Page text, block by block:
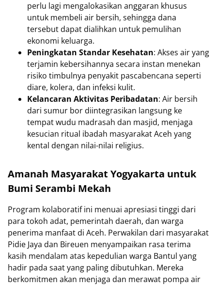
perlu lagi mengalokasikan anggaran khusus
untuk membeli air bersih, sehingga dana
tersebut dapat dialihkan untuk pemulihan
ekonomi keluarga.
Peningkatan Standar Kesehatan: Akses air yang
terjamin kebersihannya secara instan menekan
risiko timbulnya penyakit pascabencana seperti
diare, kolera, dan infeksi kulit.
Kelancaran Aktivitas Peribadatan: Air bersih
dari sumur bor diintegrasikan langsung ke
tempat wudu madrasah dan masjid, menjaga
kesucian ritual ibadah masyarakat Aceh yang
kental dengan nilai-nilai religius.
Amanah Masyarakat Yogyakarta untuk
Bumi Serambi Mekah
Program kolaboratif ini menuai apresiasi tinggi dari
para tokoh adat, pemerintah daerah, dan warga
penerima manfaat di Aceh. Perwakilan dari masyarakat
Pidie Jaya dan Bireuen menyampaikan rasa terima
kasih mendalam atas kepedulian warga Bantul yang
hadir pada saat yang paling dibutuhkan. Mereka
berkomitmen akan menjaga dan merawat pompa air